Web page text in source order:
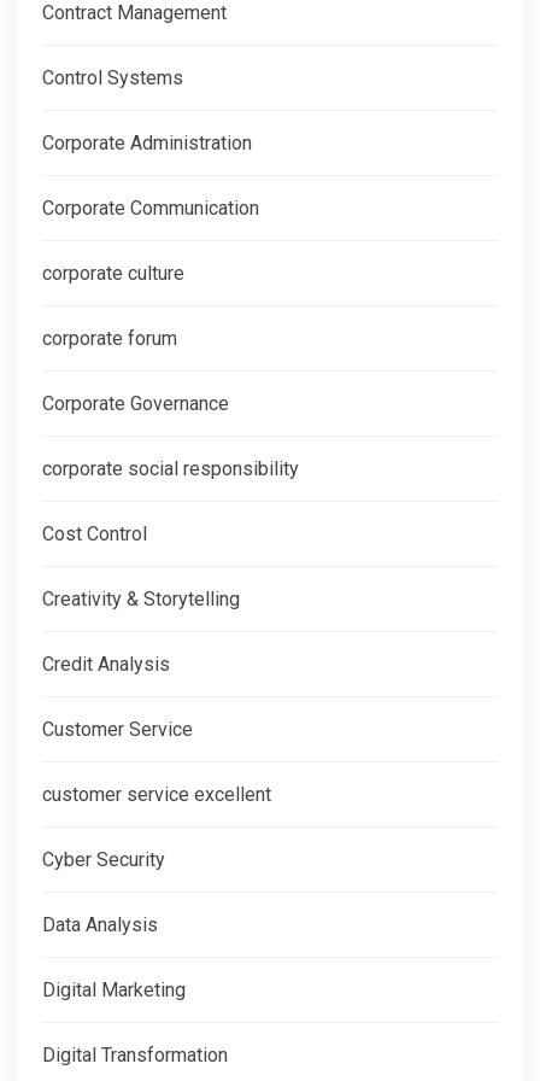
Contract Management
Control Systems
Corporate Administration
Corporate Communication
corporate culture
corporate forum
Corporate Governance
corporate social responsibility
Cost Control
Creativity & Storytelling
Credit Analysis
Customer Service
customer service excellent
Cyber Security
Data Analysis
Digital Marketing
Digital Transformation